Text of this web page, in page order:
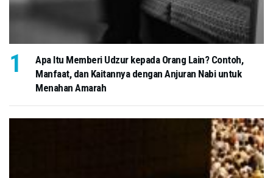
Apa Itu Memberi Udzur kepada Orang Lain? Contoh,
Manfaat, dan Kaitannya dengan Anjuran Nabi untuk
Menahan Amarah